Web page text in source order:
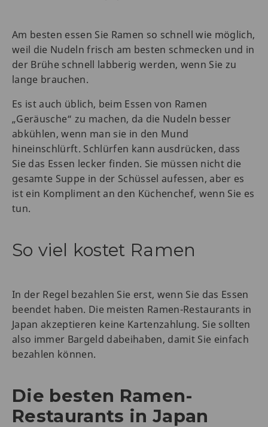
Am besten essen Sie Ramen so schnell wie möglich,
weil die Nudeln frisch am besten schmecken und in
der Brühe schnell labberig werden, wenn Sie zu
lange brauchen.
Es ist auch üblich, beim Essen von Ramen
„Geräusche“ zu machen, da die Nudeln besser
abkühlen, wenn man sie in den Mund
hineinschlürft. Schlürfen kann ausdrücken, dass
Sie das Essen lecker finden. Sie müssen nicht die
gesamte Suppe in der Schüssel aufessen, aber es
ist ein Kompliment an den Küchenchef, wenn Sie es
tun.
So viel kostet Ramen
In der Regel bezahlen Sie erst, wenn Sie das Essen
beendet haben. Die meisten Ramen-Restaurants in
Japan akzeptieren keine Kartenzahlung. Sie sollten
also immer Bargeld dabeihaben, damit Sie einfach
bezahlen können.
Die besten Ramen-
Restaurants in Japan